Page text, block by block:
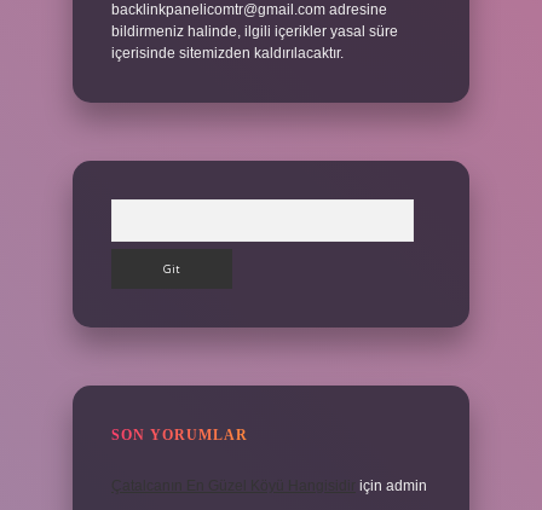
backlinkpanelicomtr@gmail.com adresine
bildirmeniz halinde, ilgili içerikler yasal süre
içerisinde sitemizden kaldırılacaktır.
SON YORUMLAR
için admin